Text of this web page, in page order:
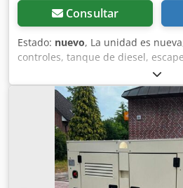
Consultar
Estado: nuevo, La unidad es
controles, tanque de diesel,
Modelo: Grupo electrógeno
Newpower Generator Potencia
Potencia máxima: 300 kVA / 242
WT10B-231DE, 6 cilindros
disyuntor Frecuencia: 50 Hz.
control electrónico de velocidad,
insonorización galvanizada,
refrigeración, Unidad de control: